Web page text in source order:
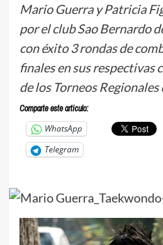
Mario Guerra y Patricia
por el club Sao Bernardo
con éxito 3 rondas de
finales en sus respectivas
de los Torneos Regionales
Comparte este articulo:
WhatsApp
Telegram